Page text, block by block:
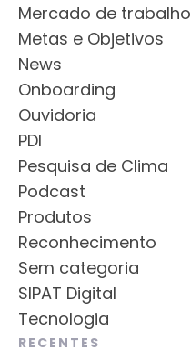
Mercado de trabalho
Metas e Objetivos
News
Onboarding
Ouvidoria
PDI
Pesquisa de Clima
Podcast
Produtos
Reconhecimento
Sem categoria
SIPAT Digital
Tecnologia
RECENTES